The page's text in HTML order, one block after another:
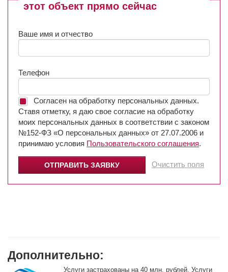
этот объект прямо сейчас
Ваше имя и отчество
Телефон
Согласен на обработку персональных данных.
Ставя отметку, я даю свое согласие на обработку
моих персональных данных в соответствии с законом
№152-ФЗ «О персональных данных» от 27.07.2006 и
принимаю условия Пользовательского соглашения.
Очистить поля
Дополнительно:
Услуги застрахованы на 40 млн. рублей. Услуги